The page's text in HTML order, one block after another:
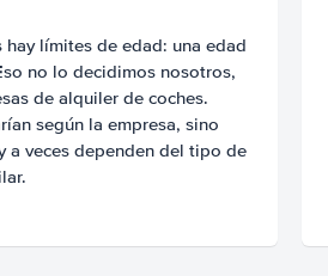
hay límites de edad: una edad
no lo decidimos nosotros,
de alquiler de coches.
según la empresa, sino
a veces dependen del tipo de